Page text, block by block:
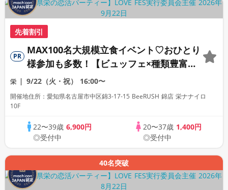
先着割引
PR
MAX100名大規模立食イベント♡おひとり
様参加も多数！【ビュッフェ×種類豊富な
フリードリンク♪】【大人の広々ダイニン
グバー貸切】～LOVE FES NAGOYA～
栄 9/22（火・祝） 16:00〜
開催地住所：愛知県名古屋市中区錦3‑17‑15 BeeRUSH 錦店 栄ナナイロ
10F
22〜39歳6,900円
◎受付中
20〜37歳 1,400円
◎受付中
40名突破